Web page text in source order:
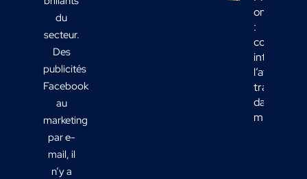
du
secteur.
Des
publicités
Facebook
au
marketing
par e-
mail, il
n’y a
omnicanal
:
comment
intégrer
l’affichage
transport
dans votre
mix média